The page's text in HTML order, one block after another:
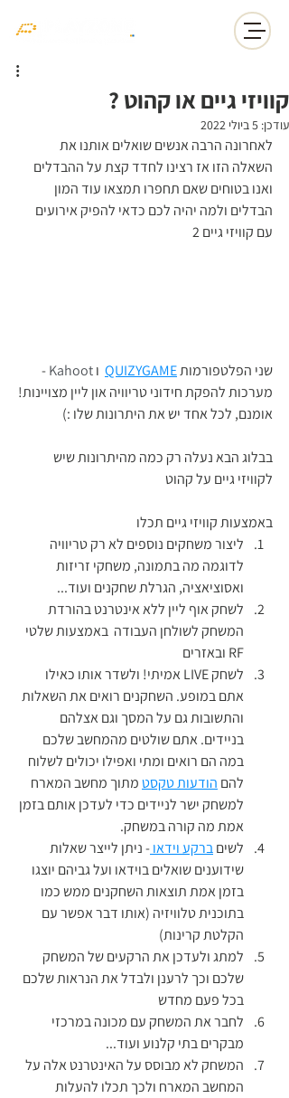
קוויזי גיים או קהוט ?
עודכן: 5 ביולי 2022
לאחרונה הרבה אנשים שואלים אותנו את
השאלה הזו אז רצינו לחדד קצת על ההבדלים
ואנו בטוחים שאם תחפרו תמצאו עוד המון
הבדלים ולמה יהיה לכם כדאי להפיק אירועים
עם קוויזי גיים 2
שני הפלטפורמות QUIZYGAME
  ו
Kahoot
-
מערכות להפקת חידוני טריוויה און ליין מצויינות!
אומנם, לכל אחד יש את היתרונות שלו :)
בבלוג הבא נעלה רק כמה מהיתרונות שיש
לקוויזי גיים על קהוט
באמצעות קוויזי גיים תכלו
ליצור משחקים נוספים לא רק טריוויה
לדוגמה מה בתמונה, משחקי זריזות
ואסוציאציה, הגרלת שחקנים ועוד...
לשחק אוף ליין ללא אינטרנט בהורדת
המשחק לשולחן העבודה  באמצעות שלטי
RF ובאזרים
לשחק LIVE אמיתי! ולשדר אותו כאילו
אתם במופע. השחקנים רואים את השאלות
והתשובות גם על המסך וגם אצלהם
בניידים. אתם שולטים מהמחשב שלכם
במה הם רואים ומתי ואפילו יכולים לשלוח
להם הודעות טקסט מתוך מחשב המארח
למשחק ישר לניידים כדי לעדכן אותם בזמן
אמת מה קורה במשחק.
לשים ברקע וידאו - ניתן לייצר שאלות
שידוענים שואלים בוידאו ועל גביהם יוצגו
בזמן אמת תוצאות השחקנים ממש כמו
בתוכנית טלוויזיה (אותו דבר אפשר עם
הקלטת קרינות)
למתג ולעדכן את הרקעים של המשחק
שלכם וכך לרענן ולבדל את הנראות שלכם
בכל פעם מחדש
לחבר את המשחק עם מכונה במרכזי
מבקרים בתי קלנוע ועוד...
המשחק לא מבוסס על האינטרנט אלה על
המחשב המארח ולכך תכלו להעלות